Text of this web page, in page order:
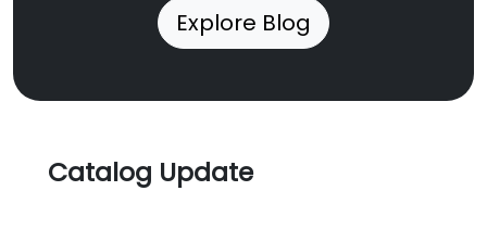
Explore Blog
Catalog Update